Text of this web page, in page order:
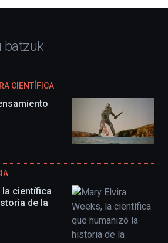
batzuk
CIENTÍFICA
la científica
de la